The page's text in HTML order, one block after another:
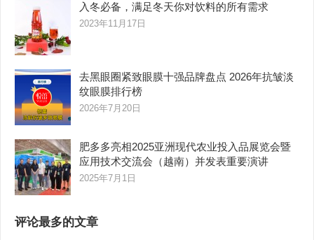
入冬必备，满足冬天你对饮料的所有需求
2023年11月17日
去黑眼圈紧致眼膜十强品牌盘点 2026年抗皱淡
纹眼膜排行榜
2026年7月20日
肥多多亮相2025亚洲现代农业投入品展览会暨
应用技术交流会（越南）并发表重要演讲
2025年7月1日
评论最多的文章